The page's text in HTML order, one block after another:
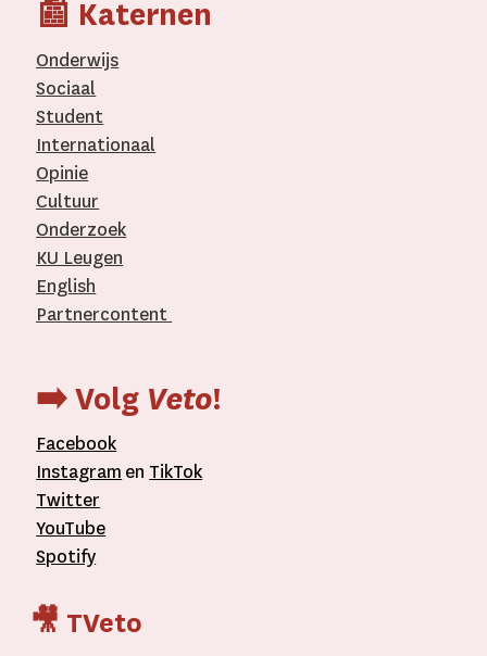
📰 Katernen
Onderwijs
Sociaal
Student
Internationaal­
Opinie
Cultuur
Onderzoek
KU Leugen
English
Partnercontent
➡️ Volg Veto!
Facebook
Instagram en TikTok
Twitter
YouTube
Spotify
🎥 TVeto